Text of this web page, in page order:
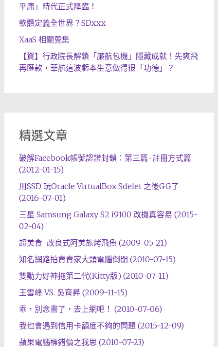
平庸」時代正式降臨！
軟體定義全世界？SDxxx
XaaS 相關蒐集
【賀】行政院長解鎖「廉航包機」隱藏成就！先爽飛
再匯款，華航這波虧本生意做得很「功德」？
精選文章
破解Facebook帳號認證封鎖：第三篇-註冊方式篇
(2012-01-15)
用SSD 玩Oracle VirtualBox Sdelet 之後GG了
(2016-07-01)
三星 Samsung Galaxy S2 i9100 改機真容易 (2015-
02-04)
超美食-改良式阿美族烤飛魚 (2009-05-21)
知名網路拍賣賣家大頭電腦倒閉 (2010-07-15)
雙動力好神拖第二代(Kitty版) (2010-07-11)
王雪峰 VS. 吳育昇 (2009-11-15)
乖，別念書了，去上網吧！ (2010-07-06)
我也會遇到信用卡額度不夠的問題 (2015-12-09)
蘋果電腦標錯價之我思 (2010-07-23)